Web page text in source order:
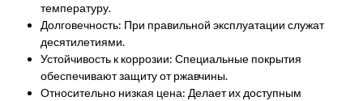
температуру.
Долговечность: При правильной эксплуатации служат
десятилетиями.
Устойчивость к коррозии: Специальные покрытия
обеспечивают защиту от ржавчины.
Относительно низкая цена: Делает их доступным